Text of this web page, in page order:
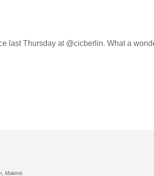
Thursday at @cicberlin. What a
Malerei.